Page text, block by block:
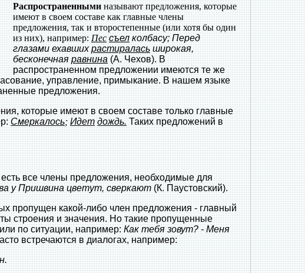
Распространенныминазывают предложения, которые
имеют в своем составе как главные члены
предложения, так и второстепенные (или хотя бы один
из них), например:Пес съелколбасу; Перед
глазами ехавшихрастираласьширокая,
бесконечнаяравнина (А. Чехов). В
распространенном предложении имеются те же
управление, примыкание. В нашем языке
предложения.
которые имеют в своем составе только главные
Смеркалось;Идет дождь.Таких предложений в
все члены предложения, необходимые для
у Пришвина цветут, сверкают(К. Паустовский).
пропущен какой-либо член предложения - главный
строения и значения. Но такие пропущенные
по ситуации, например:Как тебя зовут? - Меня
встречаются в диалогах, например: